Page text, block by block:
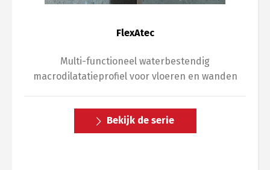
FlexAtec
Multi-functioneel waterbestendig
macrodilatatieprofiel voor vloeren en wanden
Bekijk de serie